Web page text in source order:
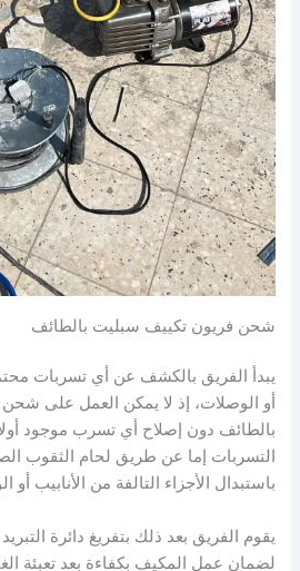
شحن فريون تكييف سبليت بالطائف
يبدأ الفريق بالكشف عن أي تسربات
أو الوصلات، إذ لا يمكن العمل على
بالطائف دون إصلاح أي تسرب موجود
التسربات إما عن طريق لحام الثقوب
باستبدال الأجزاء التالفة من الأنابيب أو
يقوم الفريق بعد ذلك بتفريغ دائرة
لضمان عمل المكيف بكفاءة بعد تعبئة